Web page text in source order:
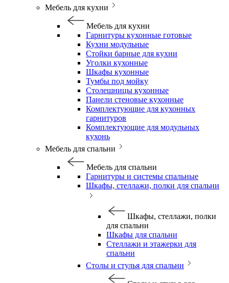
Мебель для кухни
Мебель для кухни
Гарнитуры кухонные готовые
Кухни модульные
Стойки барные для кухни
Уголки кухонные
Шкафы кухонные
Тумбы под мойку
Столешницы кухонные
Панели стеновые кухонные
Комплектующие для кухонных
гарнитуров
Комплектующие для модульных
кухонь
Мебель для спальни
Мебель для спальни
Гарнитуры и системы спальные
Шкафы, стеллажи, полки для спальни
Шкафы, стеллажи, полки
для спальни
Шкафы для спальни
Стеллажи и этажерки для
спальни
Столы и стулья для спальни